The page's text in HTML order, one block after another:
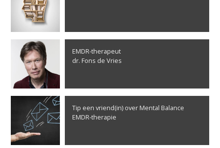
EMDR-therapeut
dr. Fons de Vries
Tip een vriend(in) over Mental Balance
EMDR-therapie